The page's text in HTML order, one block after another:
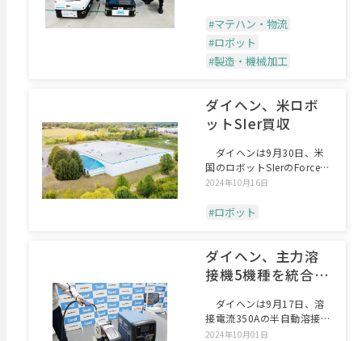
#マテハン・物流
#ロボット
#製造・機械加工
ダイヘン、米ロボ
ットSIer買収
ダイヘンは9月30日、米
国のロボットSIerのForce
Design
2024年10月16日
#ロボット
ダイヘン、主力溶
接機5機種を統合し
ダイヘンは9月17日、溶
接電流350Aの半自動溶接機
としてラインナップ
2024年10月01日